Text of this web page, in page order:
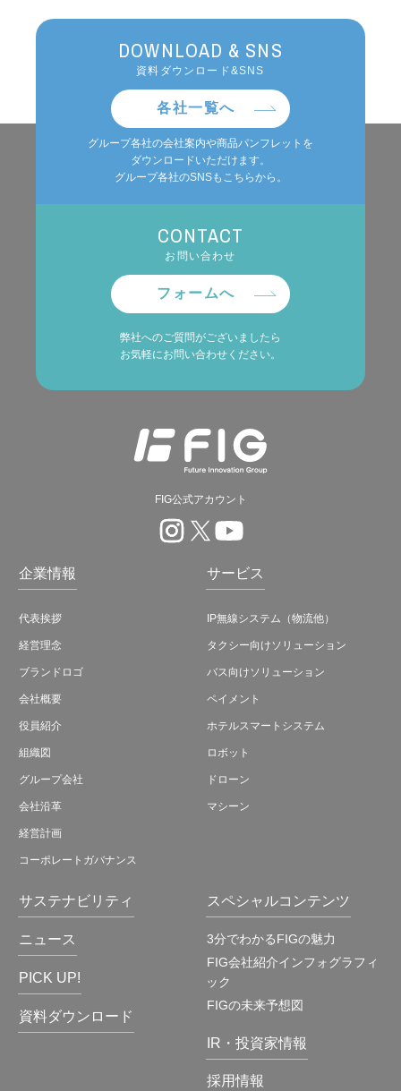
DOWNLOAD & SNS
資料ダウンロード&SNS
各社一覧へ
グループ各社の会社案内や商品パンフレットを
ダウンロードいただけます。
グループ各社のSNSもこちらから。
CONTACT
お問い合わせ
フォームへ
弊社へのご質問がございましたら
お気軽にお問い合わせください。
FIG公式アカウント
企業情報
代表挨拶
経営理念
ブランドロゴ
会社概要
役員紹介
組織図
グループ会社
会社沿革
経営計画
コーポレートガバナンス
サービス
IP無線システム（物流他）
タクシー向けソリューション
バス向けソリューション
ペイメント
ホテルスマートシステム
ロボット
ドローン
マシーン
サステナビリティ
ニュース
PICK UP!
資料ダウンロード
スペシャルコンテンツ
3分でわかるFIGの魅力
FIG会社紹介インフォグラフィ
ック
FIGの未来予想図
IR・投資家情報
採用情報